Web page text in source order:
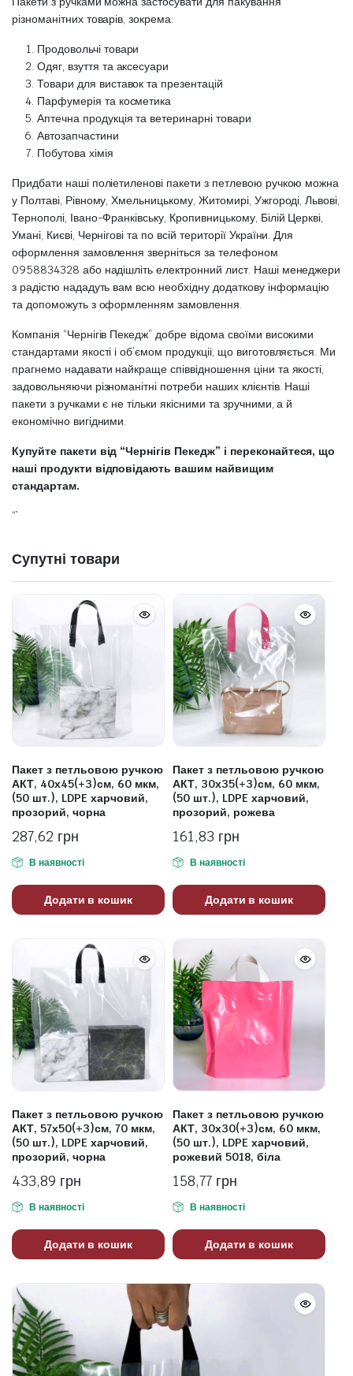
різноманітних товарів, зокрема:
Продовольчі товари
Одяг, взуття та аксесуари
Товари для виставок та презентацій
Парфумерія та косметика
Аптечна продукція та ветеринарні товари
Автозапчастини
Побутова хімія
Придбати наші поліетиленові пакети з петлевою ручкою можна
у Полтаві, Рівному, Хмельницькому, Житомирі, Ужгороді, Львові,
Тернополі, Івано-Франківську, Кропивницькому, Білій Церкві,
Умані, Києві, Чернігові та по всій території України. Для
оформлення замовлення зверніться за телефоном
0958834328 або надішліть електронний лист. Наші менеджери
з радістю нададуть вам всю необхідну додаткову інформацію
та допоможуть з оформленням замовлення.
Компанія “Чернігів Пекедж” добре відома своїми високими
стандартами якості і об’ємом продукціі, що виготовляється. Ми
прагнемо надавати найкраще співвідношення ціни та якості,
задовольняючи різноманітні потреби наших клієнтів. Наші
пакети з ручками є не тільки якісними та зручними, а й
економічно вигідними.
Купуйте пакети від “Чернігів Пекедж” і переконайтеся, що
наші продукти відповідають вашим найвищим
стандартам.
“`
Супутні товари
Пакет з петльовою ручкою
АКТ, 40х45(+3)см, 60 мкм,
(50 шт.), LDPE харчовий,
прозорий, чорна
287,62 грн
В наявності
Додати в кошик
Пакет з петльовою ручкою
АКТ, 30х35(+3)см, 60 мкм,
(50 шт.), LDPE харчовий,
прозорий, рожева
161,83 грн
В наявності
Додати в кошик
Пакет з петльовою ручкою
АКТ, 57х50(+3)см, 70 мкм,
(50 шт.), LDPE харчовий,
прозорий, чорна
433,89 грн
В наявності
Додати в кошик
Пакет з петльовою ручкою
АКТ, 30х30(+3)см, 60 мкм,
(50 шт.), LDPE харчовий,
рожевий 5018, біла
158,77 грн
В наявності
Додати в кошик